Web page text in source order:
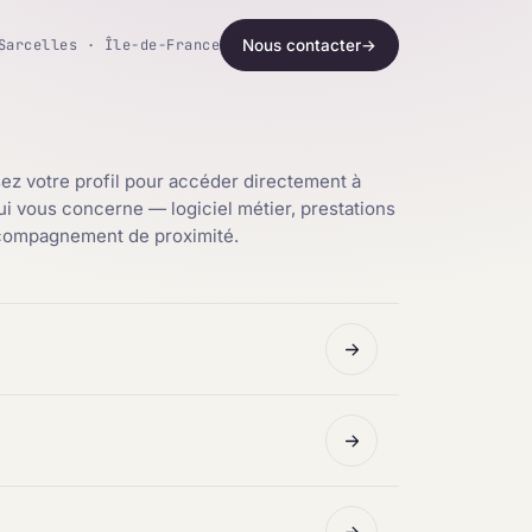
Sarcelles · Île-de-France Nous contacter→
votre profil pour accéder directement à
vous concerne — logiciel métier, prestations
de proximité.